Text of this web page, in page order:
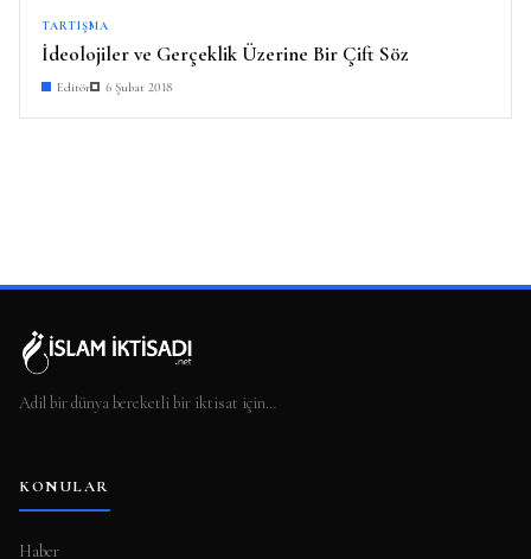
TARTIŞMA
İdeolojiler ve Gerçeklik Üzerine Bir Çift Söz
Editör 6 Şubat 2018
Adil bir dünya bereketli bir iktisat için…
KONULAR
Haber